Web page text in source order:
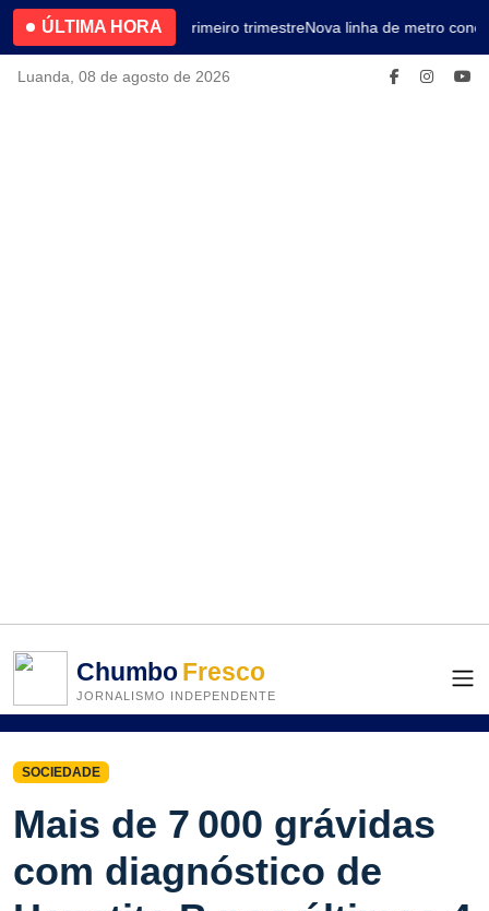
ÚLTIMA HORA4.2% no primeiro trimestreNova linha de metro
Luanda, 08 de agosto de 2026
ChumboFresco
JORNALISMO INDEPENDENTE
SOCIEDADE
Mais de 7 000 grávidas
com diagnóstico de